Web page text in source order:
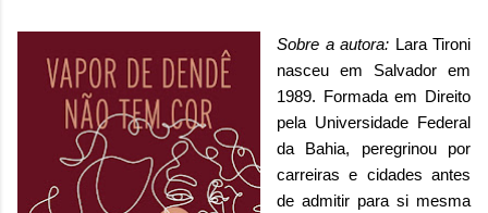
Sobre a autora: Lara Tironi
nasceu em Salvador em
1989. Formada em Direito
pela Universidade Federal
da Bahia, peregrinou por
carreiras e cidades antes
de admitir para si mesma